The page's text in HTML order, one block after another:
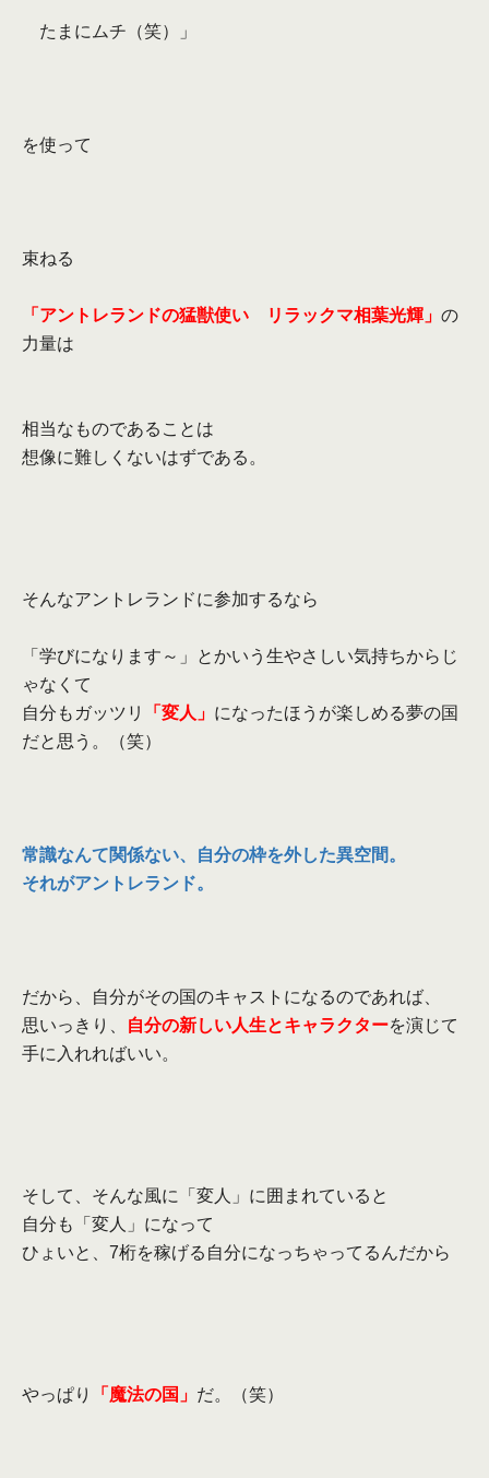
たまにムチ（笑）」
を使って
束ねる
「アントレランドの猛獣使い リラックマ相葉光輝」 の
力量は
相当なものであることは
想像に難しくないはずである。
そんなアントレランドに参加するなら
「学びになります～」とかいう生やさしい気持ちからじ
ゃなくて
自分もガッツリ
「変人」 になったほうが楽しめる夢の国
だと思う。
（笑）
常識なんて関係ない、自分の枠を外した異空間。
それがアントレランド。
だから、自分がその国のキャストになるのであれば、
思いっきり、
自分の新しい人生とキャラクターを演じて
手に入れればいい。
そして、そんな風に「変人」に囲まれていると
自分も「変人」になって
ひょいと、 7桁を稼げる自分になっちゃってるんだから
やっぱり 「魔法の国」 だ。（笑）